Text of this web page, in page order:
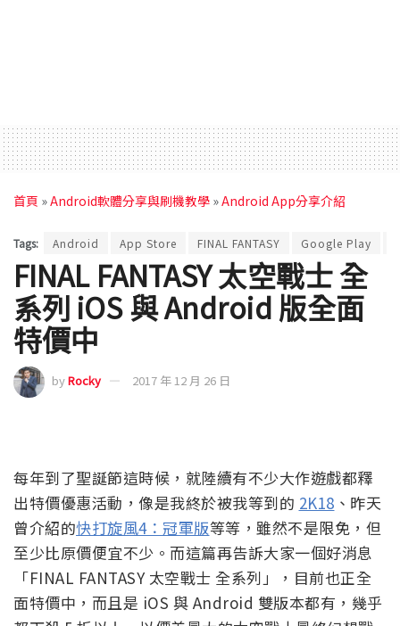
首頁 »Android軟體分享與刷機教學 »Android App分享介紹
Tags: Android App Store FINAL FANTASY Google Play
FINAL FANTASY 太空戰士 全
系列 iOS 與 Android 版全面
特價中
byRocky 2017 年 12 月 26 日
每年到了聖誕節這時候，就陸續有不少大作遊戲都釋
出特價優惠活動，像是我終於被我等到的 2K18 、昨天
曾介紹的快打旋風4：冠軍版等等，雖然不是限免，但
至少比原價便宜不少。而這篇再告訴大家一個好消息
「FINAL FANTASY 太空戰士 全系列」，目前也正全
面特價中，而且是 iOS 與 Android 雙版本都有，幾乎